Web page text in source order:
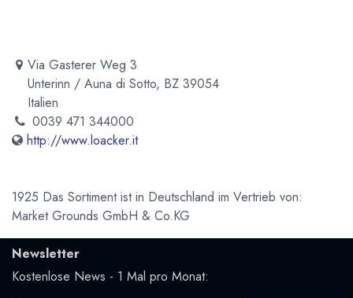
Via Gasterer Weg 3
Unterinn / Auna di Sotto, BZ 39054
Italien
0039 471 344000
http://www.loacker.it
1925 Das Sortiment ist in Deutschland im Vertrieb von:
Market Grounds GmbH & Co.KG
Newsletter
Kostenlose News - 1 Mal pro Monat: